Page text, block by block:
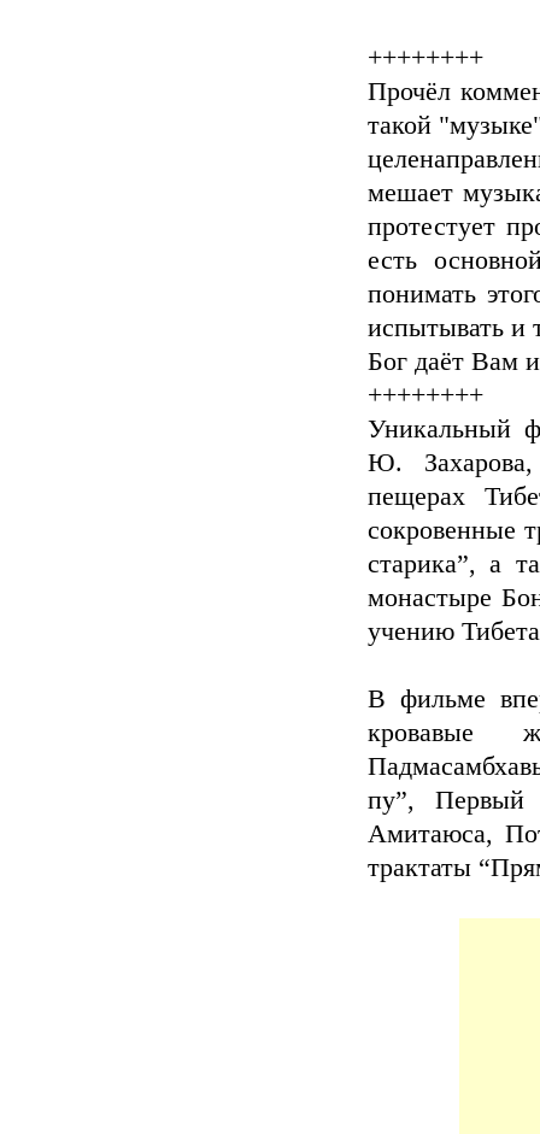
++++++++
Прочёл
такой
мешает
протестует
есть
понимать
испытывать и
Бог даёт Вам
++++++++
Уникальный
Ю. Захарова,
пещерах
сокровенные
старика”, а
монастыре
учению
В фильме
кровавые
пу”, Первый
Амитаюса,
трактаты